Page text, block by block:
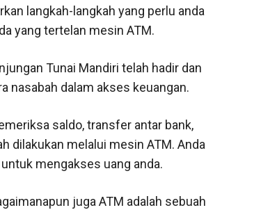
langkah-langkah yang perlu anda
yang tertelan mesin ATM.
Tunai Mandiri telah hadir dan
nasabah dalam akses keuangan.
saldo, transfer antar bank,
dilakukan melalui mesin ATM. Anda
mengakses uang anda.
juga ATM adalah sebuah